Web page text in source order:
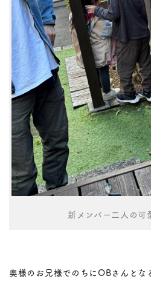
新メンバー二人の
奥様のお兄様でのちにOBさんとな